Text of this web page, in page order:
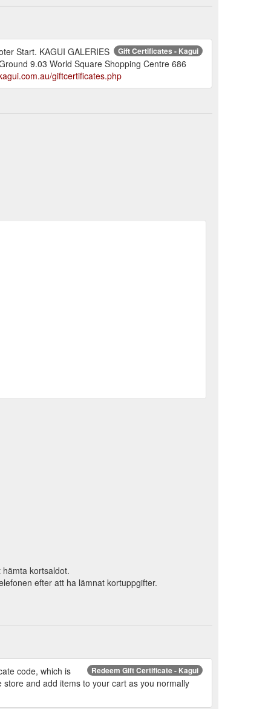
Gift Certificates - Kagui
Start. KAGUI GALERIES
9.03 World Square Shopping Centre 686
giftcertificates.php
kortsaldot.
efter att ha lämnat kortuppgifter.
Redeem Gift Certificate - Kagui
code, which is
and add items to your cart as you normally